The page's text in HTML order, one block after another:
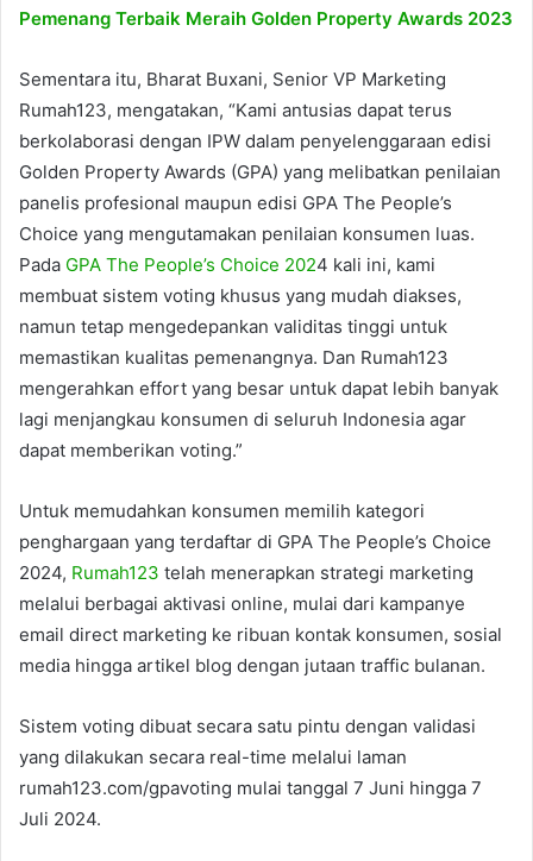
Pemenang Terbaik Meraih Golden Property Awards 2023
Sementara itu, Bharat Buxani, Senior VP Marketing
Rumah123, mengatakan, “Kami antusias dapat terus
berkolaborasi dengan IPW dalam penyelenggaraan edisi
Golden Property Awards (GPA) yang melibatkan penilaian
panelis profesional maupun edisi GPA The People’s
Choice yang mengutamakan penilaian konsumen luas.
Pada GPA The People’s Choice 2024 kali ini, kami
membuat sistem voting khusus yang mudah diakses,
namun tetap mengedepankan validitas tinggi untuk
memastikan kualitas pemenangnya. Dan Rumah123
mengerahkan effort yang besar untuk dapat lebih banyak
lagi menjangkau konsumen di seluruh Indonesia agar
dapat memberikan voting.”
Untuk memudahkan konsumen memilih kategori
penghargaan yang terdaftar di GPA The People’s Choice
2024, Rumah123 telah menerapkan strategi marketing
melalui berbagai aktivasi online, mulai dari kampanye
email direct marketing ke ribuan kontak konsumen, sosial
media hingga artikel blog dengan jutaan traffic bulanan.
Sistem voting dibuat secara satu pintu dengan validasi
yang dilakukan secara real-time melalui laman
rumah123.com/gpavoting mulai tanggal 7 Juni hingga 7
Juli 2024.